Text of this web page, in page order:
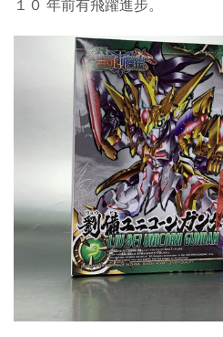
１０ 年前有飛躍進步。